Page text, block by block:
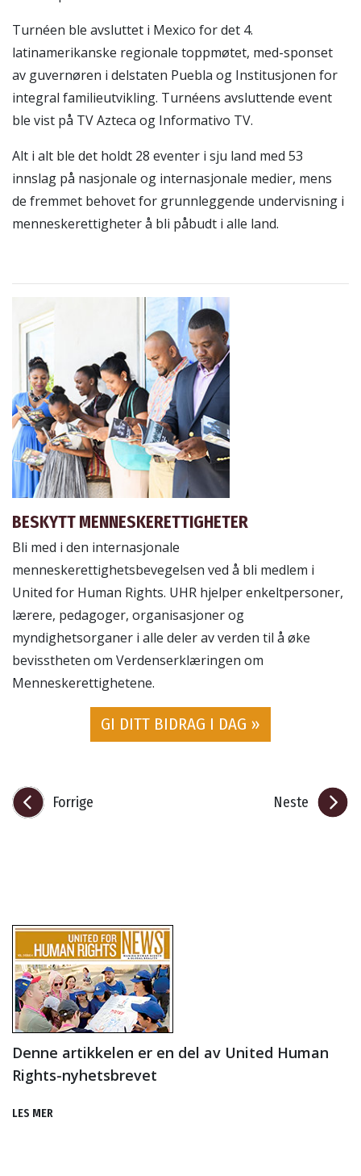
Turnéen ble avsluttet i Mexico for det 4.
latinamerikanske regionale toppmøtet, med-sponset
av guvernøren i delstaten Puebla og Institusjonen for
integral familieutvikling. Turnéens avsluttende event
ble vist på TV Azteca og Informativo TV.
Alt i alt ble det holdt 28 eventer i sju land med 53
innslag på nasjonale og internasjonale medier, mens
de fremmet behovet for grunnleggende undervisning i
menneskerettigheter å bli påbudt i alle land.
BESKYTT MENNESKERETTIGHETER
Bli med i den internasjonale
menneskerettighetsbevegelsen ved å bli medlem i
United for Human Rights. UHR hjelper enkeltpersoner,
lærere, pedagoger, organisasjoner og
myndighetsorganer i alle deler av verden til å øke
bevisstheten om Verdenserklæringen om
Menneskerettighetene.
GI DITT BIDRAG I DAG »
Forrige Neste
Denne artikkelen er en del av United Human
Rights-nyhetsbrevet
LES MER